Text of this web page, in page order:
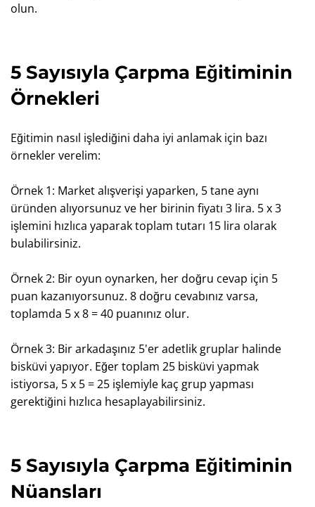
olun.
5 Sayısıyla Çarpma Eğitiminin
Örnekleri
Eğitimin nasıl işlediğini daha iyi anlamak için bazı
örnekler verelim:
Örnek 1: Market alışverişi yaparken, 5 tane aynı
üründen alıyorsunuz ve her birinin fiyatı 3 lira. 5 x 3
işlemini hızlıca yaparak toplam tutarı 15 lira olarak
bulabilirsiniz.
Örnek 2: Bir oyun oynarken, her doğru cevap için 5
puan kazanıyorsunuz. 8 doğru cevabınız varsa,
toplamda 5 x 8 = 40 puanınız olur.
Örnek 3: Bir arkadaşınız 5'er adetlik gruplar halinde
bisküvi yapıyor. Eğer toplam 25 bisküvi yapmak
istiyorsa, 5 x 5 = 25 işlemiyle kaç grup yapması
gerektiğini hızlıca hesaplayabilirsiniz.
5 Sayısıyla Çarpma Eğitiminin
Nüansları